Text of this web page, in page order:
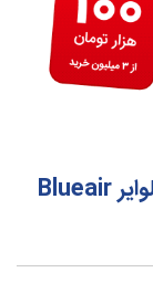
نقد و بررسی تخصصی تصفیه هوا بلوایر Blueair